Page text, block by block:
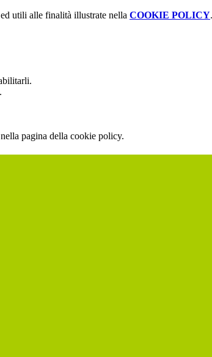
utili alle finalità illustrate nella COOKIE POLICY.
.
pagina della cookie policy.